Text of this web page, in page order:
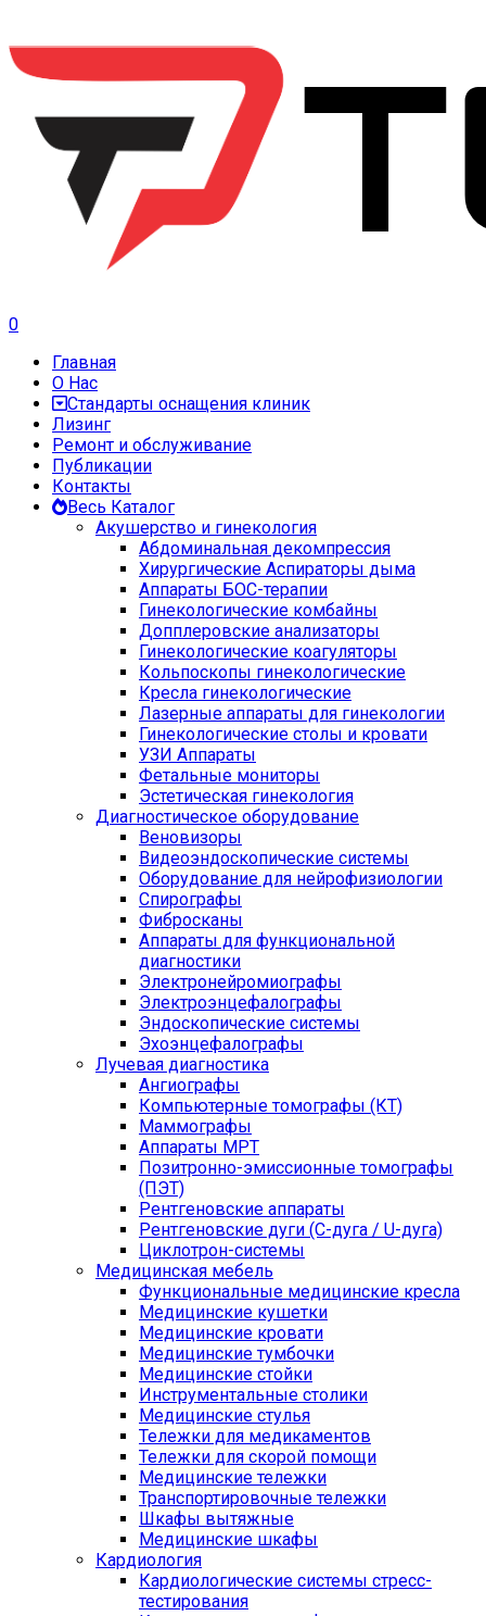
0
Главная
О Нас
Стандарты оснащения клиник
Лизинг
Ремонт и обслуживание
Публикации
Контакты
Весь Каталог
Акушерство и гинекология
Абдоминальная декомпрессия
Хирургические Аспираторы дыма
Аппараты БОС-терапии
Гинекологические комбайны
Допплеровские анализаторы
Гинекологические коагуляторы
Кольпоскопы гинекологические
Кресла гинекологические
Лазерные аппараты для гинекологии
Гинекологические столы и кровати
УЗИ Аппараты
Фетальные мониторы
Эстетическая гинекология
Диагностическое оборудование
Веновизоры
Видеоэндоскопические системы
Оборудование для нейрофизиологии
Спирографы
Фибросканы
Аппараты для функциональной
диагностики
Электронейромиографы
Электроэнцефалографы
Эндоскопические системы
Эхоэнцефалографы
Лучевая диагностика
Ангиографы
Компьютерные томографы (КТ)
Маммографы
Аппараты МРТ
Позитронно-эмиссионные томографы
(ПЭТ)
Рентгеновские аппараты
Рентгеновские дуги (С-дуга / U-дуга)
Циклотрон-системы
Медицинская мебель
Функциональные медицинские кресла
Медицинские кушетки
Медицинские кровати
Медицинские тумбочки
Медицинские стойки
Инструментальные столики
Медицинские стулья
Тележки для медикаментов
Тележки для скорой помощи
Медицинские тележки
Транспортировочные тележки
Шкафы вытяжные
Медицинские шкафы
Кардиология
Кардиологические системы стресс-
тестирования